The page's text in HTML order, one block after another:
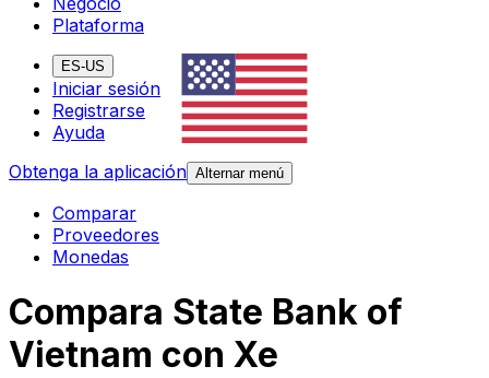
Plataforma
ES-US
Iniciar sesión
Registrarse
Ayuda
Obtenga la aplicación Alternar menú
Comparar
Proveedores
Monedas
Compara State Bank of
Vietnam con Xe